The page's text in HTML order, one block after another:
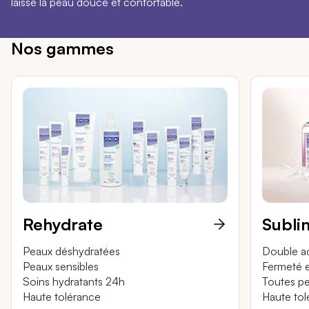
Nos gammes
Rehydrate
Peaux déshydratées
Peaux sensibles
Soins hydratants 24h
Haute tolérance
Double
Fermeté
Toutes
Haute